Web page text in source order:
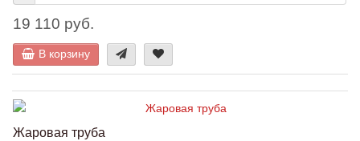
19 110 руб.
В корзину
Жаровая труба